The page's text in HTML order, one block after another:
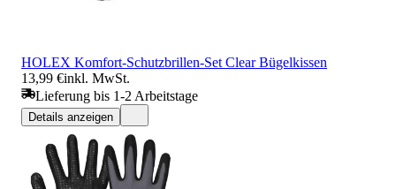
HOLEX Komfort-Schutzbrillen-Set Clear Bügelkissen
13,99 €inkl. MwSt.
Lieferung bis 1-2 Arbeitstage
Details anzeigen